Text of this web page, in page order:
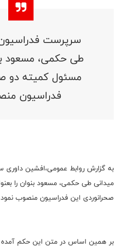
سرپرست
طی حکمی، مسعود
مسئول کمیته دو
فدراسیون
به گزارش روابط عمومی،افشین
میدانی طی حکمی، مسعود بنوان را
صحرانوردی این فدراسیون منصوب
بر همین اساس در متن این حکم